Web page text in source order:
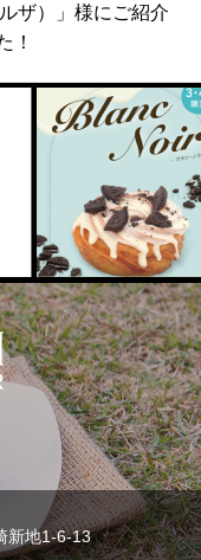
ザ）」様にご紹介
！
【
登
新地1-6-13